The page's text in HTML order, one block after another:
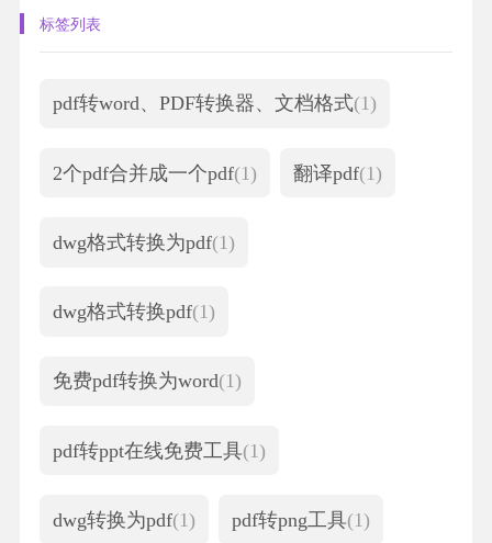
标签列表
pdf转word、PDF转换器、文档格式(1)
2个pdf合并成一个pdf(1) 翻译pdf(1)
dwg格式转换为pdf(1)
dwg格式转换pdf(1)
免费pdf转换为word(1)
pdf转ppt在线免费工具(1)
dwg转换为pdf(1) pdf转png工具(1)